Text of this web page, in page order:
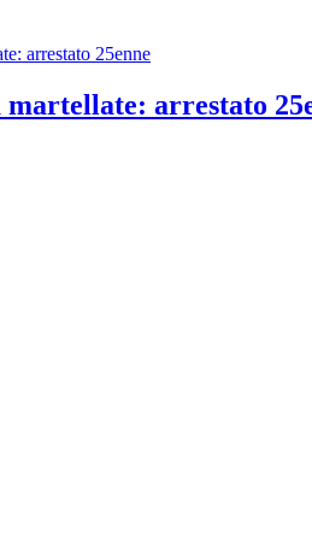
martellate: arrestato